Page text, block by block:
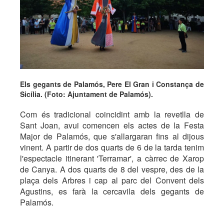
Els gegants de Palamós, Pere El Gran i Constança de
Sicília. (Foto: Ajuntament de Palamós).
Com és tradicional coincidint amb la revetlla de
Sant Joan, avui comencen els actes de la Festa
Major de Palamós, que s'allargaran fins al dijous
vinent. A partir de dos quarts de 6 de la tarda tenim
l'espectacle itinerant 'Terramar', a càrrec de Xarop
de Canya. A dos quarts de 8 del vespre, des de la
plaça dels Arbres i cap al parc del Convent dels
Agustins, es farà la cercavila dels gegants de
Palamós.